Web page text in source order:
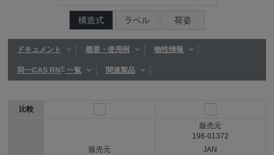
構造式 ラベル 荷姿
ドキュメント 概要・使用例 物性情報
同一CAS RN®一覧 関連製品
比較
販売元
販売元
196-01372
JAN